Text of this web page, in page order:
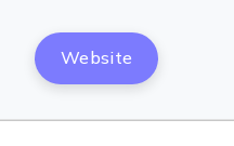
Website